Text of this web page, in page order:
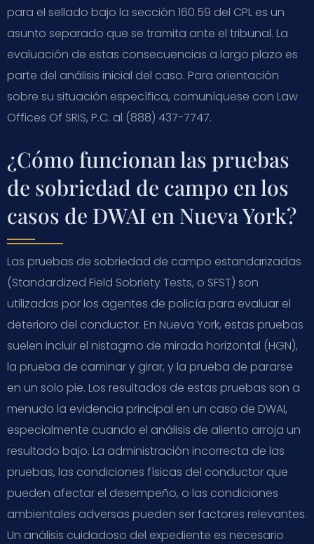
para el sellado bajo la sección 160.59 del CPL es un
asunto separado que se tramita ante el tribunal. La
evaluación de estas consecuencias a largo plazo es
parte del análisis inicial del caso. Para orientación
sobre su situación específica, comuníquese con Law
Offices Of SRIS, P.C. al (888) 437-7747.
¿Cómo funcionan las pruebas
de sobriedad de campo en los
casos de DWAI en Nueva York?
Las pruebas de sobriedad de campo estandarizadas
(Standardized Field Sobriety Tests, o SFST) son
utilizadas por los agentes de policía para evaluar el
deterioro del conductor. En Nueva York, estas pruebas
suelen incluir el nistagmo de mirada horizontal (HGN),
la prueba de caminar y girar, y la prueba de pararse
en un solo pie. Los resultados de estas pruebas son a
menudo la evidencia principal en un caso de DWAI,
especialmente cuando el análisis de aliento arroja un
resultado bajo. La administración incorrecta de las
pruebas, las condiciones físicas del conductor que
pueden afectar el desempeño, o las condiciones
ambientales adversas pueden ser factores relevantes.
Un análisis cuidadoso del expediente es necesario